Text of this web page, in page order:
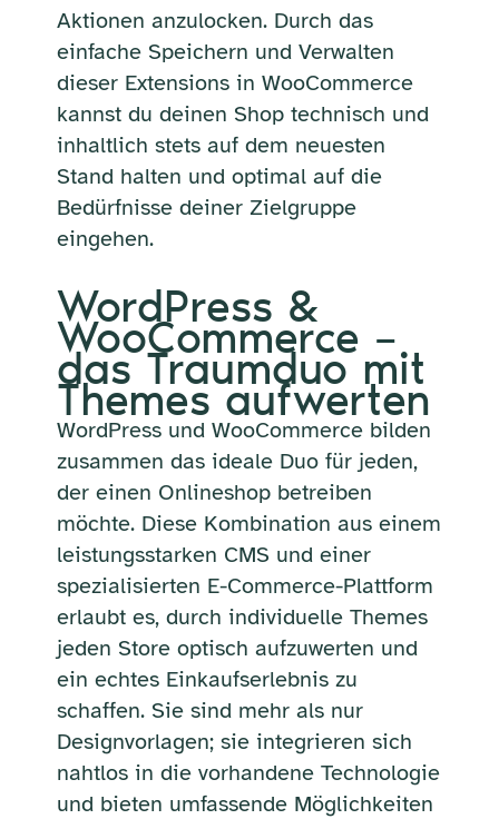
Aktionen anzulocken. Durch das
einfache Speichern und Verwalten
dieser Extensions in WooCommerce
kannst du deinen Shop technisch und
inhaltlich stets auf dem neuesten
Stand halten und optimal auf die
Bedürfnisse deiner Zielgruppe
eingehen.
WordPress &
WooCommerce –
das Traumduo mit
Themes aufwerten
WordPress und WooCommerce bilden
zusammen das ideale Duo für jeden,
der einen Onlineshop betreiben
möchte. Diese Kombination aus einem
leistungsstarken CMS und einer
spezialisierten E-Commerce-Plattform
erlaubt es, durch individuelle Themes
jeden Store optisch aufzuwerten und
ein echtes Einkaufserlebnis zu
schaffen. Sie sind mehr als nur
Designvorlagen; sie integrieren sich
nahtlos in die vorhandene Technologie
und bieten umfassende Möglichkeiten